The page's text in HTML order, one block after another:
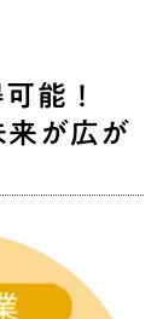
能！
が広が